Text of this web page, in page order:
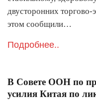
двусторонних
этом сообщили…
Подробнее..
В Совете ООН по
усилия Китая по